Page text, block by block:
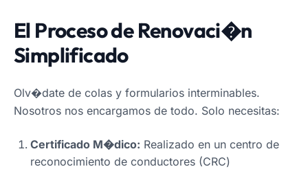
El Proceso de Renovaci�n
Simplificado
Olv�date de colas y formularios interminables.
Nosotros nos encargamos de todo. Solo necesitas:
Certificado M�dico: Realizado en un centro de
reconocimiento de conductores (CRC)